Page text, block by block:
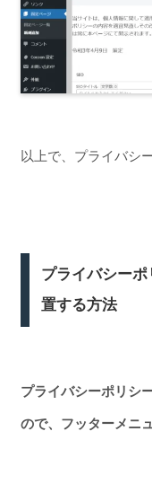
以上で、プライバシ
プライバシー
置する方法
プライバシーポリシ
ので、フッターメニ